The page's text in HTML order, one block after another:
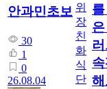
안과민초보
30
1
0
26.08.04
위
장
친
화
식
단